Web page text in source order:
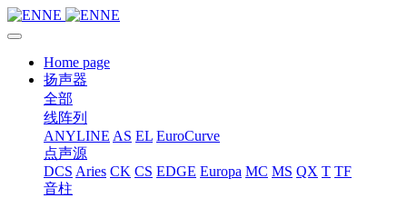
Home page
扬声器
全部
线阵列
ANYLINE AS EL EuroCurve
点声源
DCS Aries CK CS EDGE Europa MC MS QX T TF
音柱